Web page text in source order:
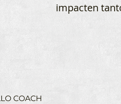
COACH
impacten